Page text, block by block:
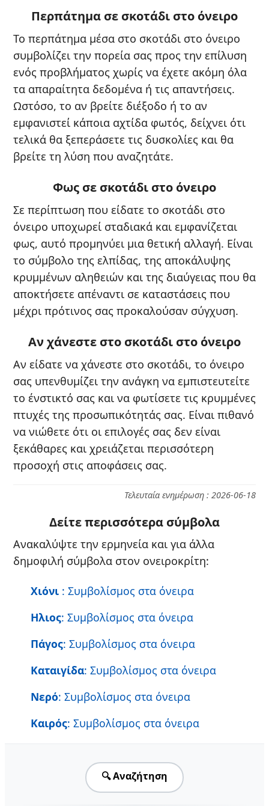
Περπάτημα σε σκοτάδι στο όνειρο
Το περπάτημα μέσα στο σκοτάδι στο όνειρο
συμβολίζει την πορεία σας προς την επίλυση
ενός προβλήματος χωρίς να έχετε ακόμη όλα
τα απαραίτητα δεδομένα ή τις απαντήσεις.
Ωστόσο, το αν βρείτε διέξοδο ή το αν
εμφανιστεί κάποια αχτίδα φωτός, δείχνει ότι
τελικά θα ξεπεράσετε τις δυσκολίες και θα
βρείτε τη λύση που αναζητάτε.
Φως σε σκοτάδι στο όνειρο
Σε περίπτωση που είδατε το σκοτάδι στο
όνειρο υποχωρεί σταδιακά και εμφανίζεται
φως, αυτό προμηνύει μια θετική αλλαγή. Είναι
το σύμβολο της ελπίδας, της αποκάλυψης
κρυμμένων αληθειών και της διαύγειας που θα
αποκτήσετε απέναντι σε καταστάσεις που
μέχρι πρότινος σας προκαλούσαν σύγχυση.
Αν χάνεστε στο σκοτάδι στο όνειρο
Αν είδατε να χάνεστε στο σκοτάδι, το όνειρο
σας υπενθυμίζει την ανάγκη να εμπιστευτείτε
το ένστικτό σας και να φωτίσετε τις κρυμμένες
πτυχές της προσωπικότητάς σας. Είναι πιθανό
να νιώθετε ότι οι επιλογές σας δεν είναι
ξεκάθαρες και χρειάζεται περισσότερη
προσοχή στις αποφάσεις σας.
Τελευταία ενημέρωση : 2026-06-18
Δείτε περισσότερα σύμβολα
Ανακαλύψτε την ερμηνεία και για άλλα
δημοφιλή σύμβολα στον ονειροκρίτη:
Χιόνι : Συμβολίσμος στα όνειρα
Ηλιος: Συμβολίσμος στα όνειρα
Πάγος: Συμβολίσμος στα όνειρα
Καταιγίδα: Συμβολίσμος στα όνειρα
Νερό: Συμβολίσμος στα όνειρα
Καιρός: Συμβολίσμος στα όνειρα
🔍 Αναζήτηση